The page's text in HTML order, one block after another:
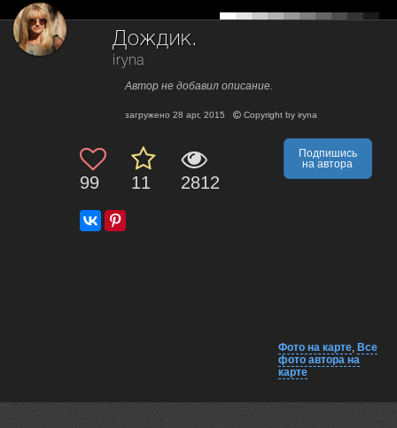
Дождик.
iryna
Автор не добавил описание.
загружено 28 apr, 2015 Copyright by iryna
99 11 2812
Подпишись
на автора
Фото на карте, Все
фото автора на
карте